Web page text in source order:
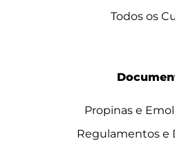
Todos os
Propinas e
Regulamentos e